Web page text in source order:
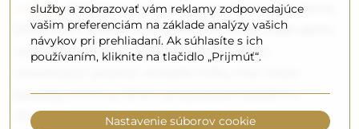
v ráme. Dôležitý je materiál, z ktorého je vyrobené,
farba, tvar, veľkosť a dekoratívne prvky. Malé alebo
veľké, bez rámov, v jednoduchých alebo
podoby, ktoré sa ľahko prispôsobia každému
interiéru.
služby a zobrazovať vám reklamy zodpovedajúce
vašim preferenciám na základe analýzy vašich
návykov pri prehliadaní. Ak súhlasíte s ich
používaním, kliknite na tlačidlo „Prijmúť“.
Nastavenie súborov cookie